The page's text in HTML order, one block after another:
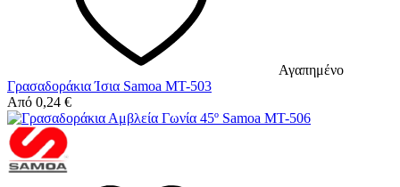
Αγαπημένο
Γρασαδοράκια Ίσια Samoa MT-503
Από 0,24 €